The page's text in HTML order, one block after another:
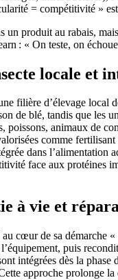
= compétitivité »
un produit au rabais,
: « On teste, on
locale et
filière d’élevage local
de blé, tandis que les
poissons, animaux de
comme
dans l’alimentation
face aux protéines
à vie et
cœur de sa démarche
puis
intégrées dès la
approche prolonge